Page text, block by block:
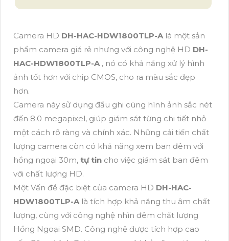
Camera HD DH-HAC-HDW1800TLP-A là một sản
phẩm camera giá rẻ nhưng với công nghệ HD DH-
HAC-HDW1800TLP-A , nó có khả năng xử lý hình
ảnh tốt hơn với chip CMOS, cho ra màu sắc đẹp
hơn.
Camera này sử dụng đầu ghi cùng hình ảnh sắc nét
đến 8.0 megapixel, giúp giám sát từng chi tiết nhỏ
một cách rõ ràng và chính xác. Những cải tiến chất
lượng camera còn có khả năng xem ban đêm với
hồng ngoại 30m, tự tin cho việc giám sát ban đêm
với chất lượng HD.
Một Vấn đề đặc biệt của camera HD DH-HAC-
HDW1800TLP-A là tích hợp khả năng thu âm chất
lượng, cùng với công nghệ nhìn đêm chất lượng
Hồng Ngoại SMD. Công nghệ được tích hợp cao